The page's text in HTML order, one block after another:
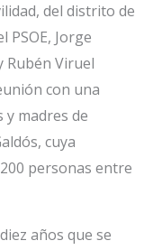
del distrito de
PSOE, Jorge
Rubén Viruel
con una
madres de
cuya
personas entre
años que se